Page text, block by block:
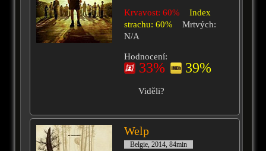
Krvavost: 60%
Index
strachu: 60%
Mrtvých:
N/A
Hodnocení:
33% 39%
Viděli?
Welp
Belgie, 2014, 84min